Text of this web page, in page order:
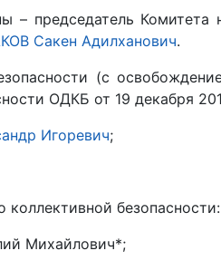
председатель Комитета
Сакен Адилханович.
(с
ОДКБ от 19 декабря
Игоревич;
безопасности:
Михайлович*;